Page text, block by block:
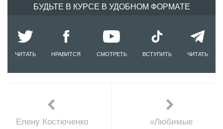
БУДЬТЕ В КУРСЕ В УДОБНОМ ФОРМАТЕ
ЧИТАТЬ НРАВИТСЯ СМОТРЕТЬ ВСТУПИТЬ ЧИТАТЬ
Елену Костюченко
«Любимые